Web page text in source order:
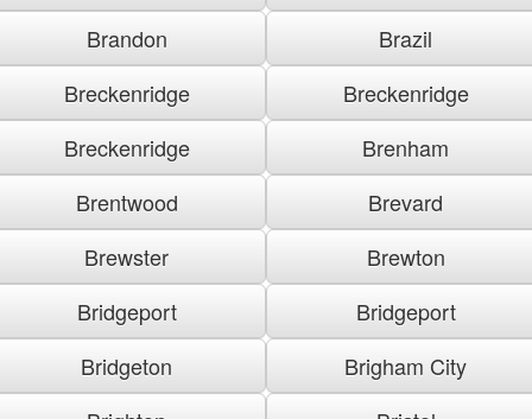
Brandon
Brazil
Breckenridge
Breckenridge
Breckenridge
Brenham
Brentwood
Brevard
Brewster
Brewton
Bridgeport
Bridgeport
Bridgeton
Brigham City